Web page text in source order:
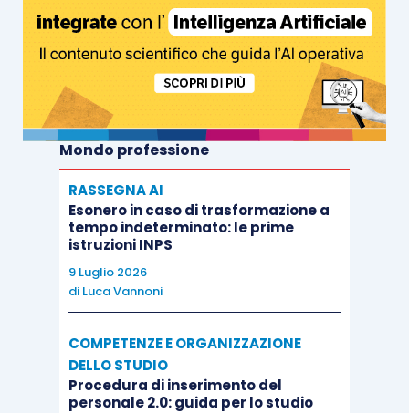
Mondo professione
RASSEGNA AI
Esonero in caso di trasformazione a
tempo indeterminato: le prime
istruzioni INPS
9 Luglio 2026
di Luca Vannoni
COMPETENZE E ORGANIZZAZIONE
DELLO STUDIO
Procedura di inserimento del
personale 2.0: guida per lo studio